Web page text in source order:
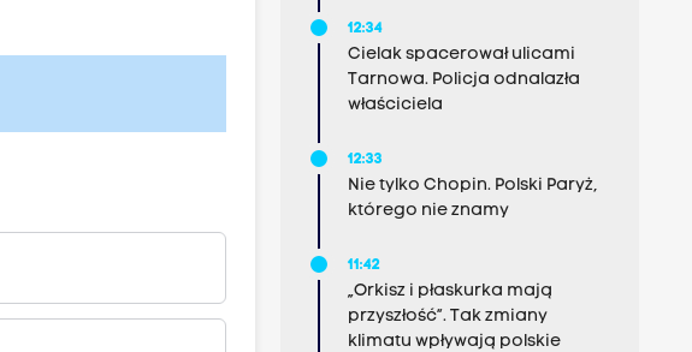
12:34
Cielak spacerował ulicami
Tarnowa. Policja odnalazła
właściciela
12:33
Nie tylko Chopin. Polski Paryż,
którego nie znamy
11:42
„Orkisz i płaskurka mają
przyszłość”. Tak zmiany
klimatu wpływają polskie